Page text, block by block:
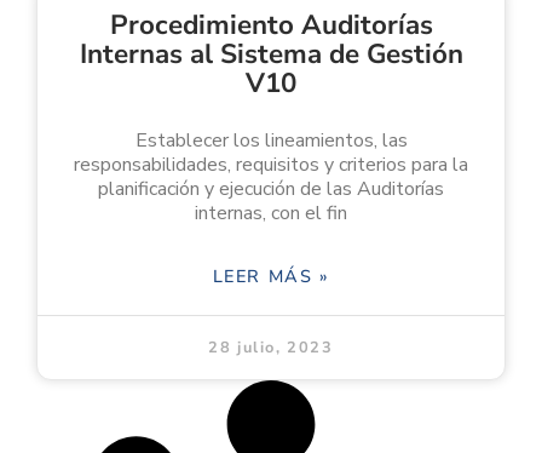
Procedimiento Auditorías
Internas al Sistema de Gestión
V10
Establecer los lineamientos, las
responsabilidades, requisitos y criterios para la
planificación y ejecución de las Auditorías
internas, con el fin
LEER MÁS »
28 julio, 2023